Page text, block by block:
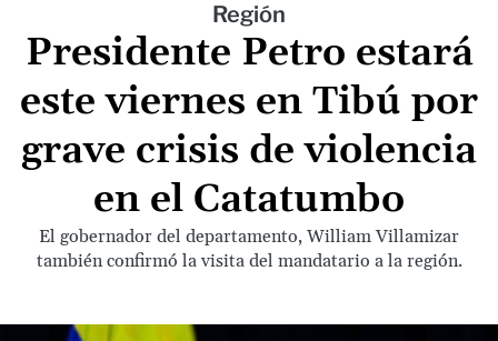
Región
Presidente Petro estará
este viernes en Tibú por
grave crisis de violencia
en el Catatumbo
El gobernador del departamento, William Villamizar
también confirmó la visita del mandatario a la región.